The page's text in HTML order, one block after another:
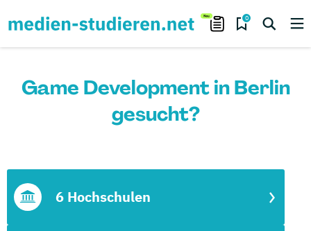
0
Game Development in Berlin
gesucht?
6 Hochschulen